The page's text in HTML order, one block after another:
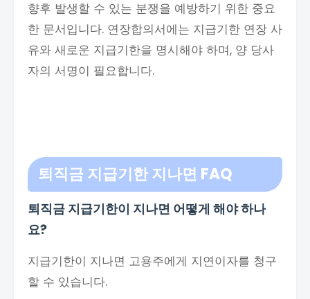
향후 발생할 수 있는 분쟁을 예방하기 위한 중요
한 문서입니다. 연장합의서에는 지급기한 연장 사
유와 새로운 지급기한을 명시해야 하며, 양 당사
자의 서명이 필요합니다.
퇴직금 지급기한 지나면 FAQ
퇴직금 지급기한이 지나면 어떻게 해야 하나
요?
지급기한이 지나면 고용주에게 지연이자를 청구
할 수 있습니다.